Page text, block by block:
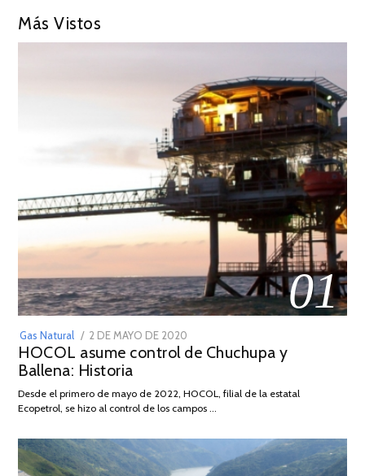
Más Vistos
01
Gas Natural
POSTED
ON
2 DE MAYO DE 2020
DE
2026
HOCOL asume control de Chuchupa y
Ballena: Historia
Desde el primero de mayo de 2022, HOCOL, filial de la estatal
Ecopetrol, se hizo al control de los campos …